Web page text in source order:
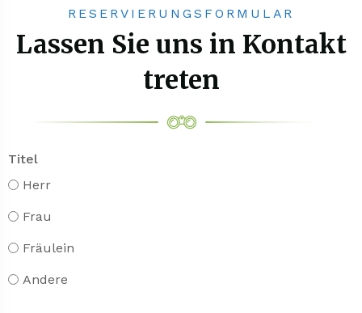
RESERVIERUNGSFORMULAR
Lassen Sie uns in Kontakt
treten
Titel
Herr
Frau
Fräulein
Andere